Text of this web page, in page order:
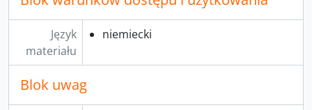
Język
materiału
niemiecki
Blok uwag